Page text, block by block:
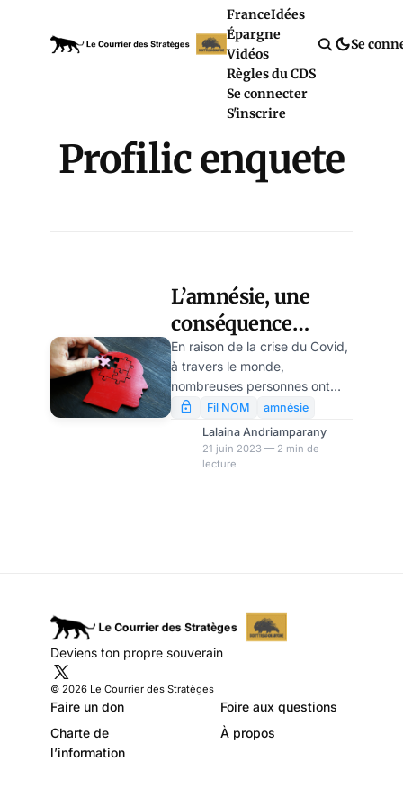
FranceIdées
Épargne
Vidéos
Règles du CDS
Se connecter
S'inscrire
Se
Profilic enquete
L’amnésie, une
conséquence
psychologique du
confinement
En raison de la crise du Covid,
à travers le monde,
nombreuses personnes ont
été confrontées au stress, à la
solitude, à la peur de la
maladie, à l’ anxiété…
Pourtant, selon une enquête
de l’expérience vécue.
Fil NOM
amnésie
Lalaina Andriamparany
21 juin 2023 — 2 min de
lecture
Deviens ton propre souverain
© 2026 Le Courrier des Stratèges
Faire un don
Foire aux questions
Charte de
l’information
À propos